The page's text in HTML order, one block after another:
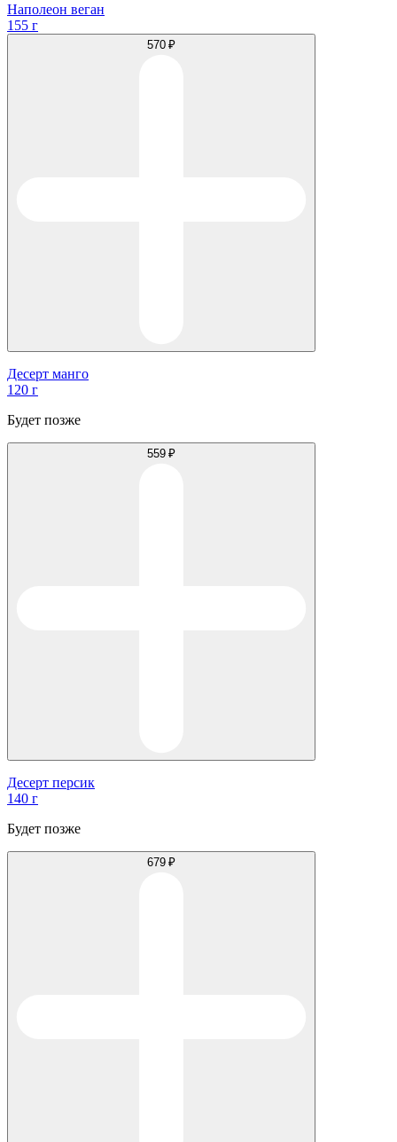
Наполеон веган
155 г
570 ₽
Десерт манго
120 г
Будет позже
559 ₽
Десерт персик
140 г
Будет позже
679 ₽